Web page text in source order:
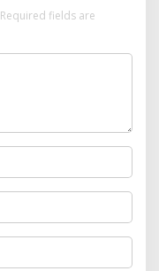
Required fields are